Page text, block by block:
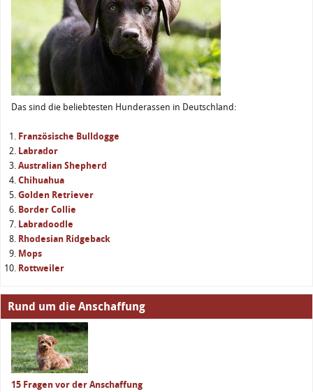
Das sind die beliebtesten Hunderassen in Deutschland:
Französische Bulldogge
Labrador
Australian Shepherd
Chihuahua
Golden Retriever
Border Collie
Labradoodle
Rhodesian Ridgeback
Mops
Rottweiler
Rund um die Anschaffung
15 Fragen vor der Anschaffung